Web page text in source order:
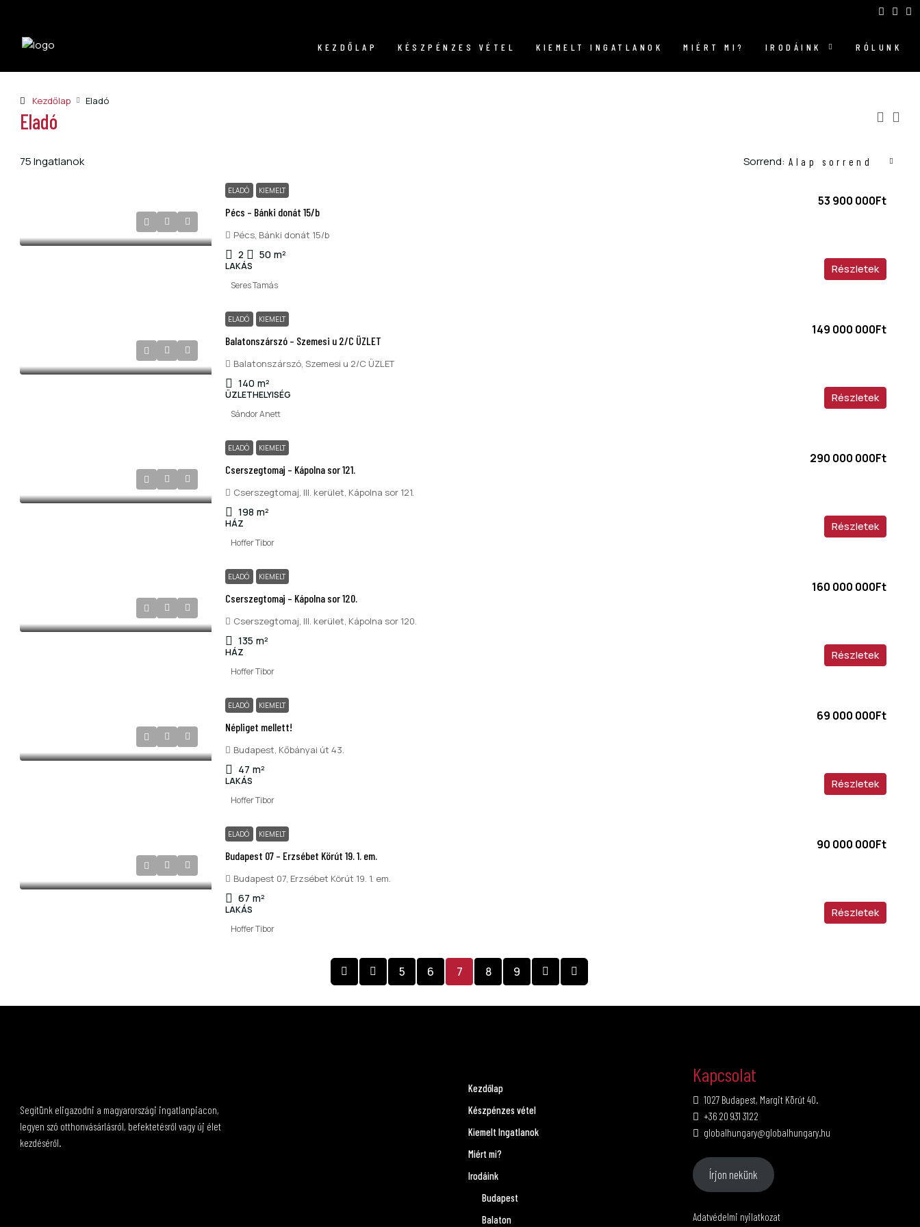
KEZDŐLAP KÉSZPÉNZES VÉTEL KIEMELT INGATLANOK MIÉRT MI? IRODÁINK RÓLUNK
Kezdőlap Eladó
Eladó
75 Ingatlanok Sorrend: Alap sorrend
ELADÓ KIEMELT
Pécs – Bánki donát 15/b
53 900 000Ft
Pécs, Bánki donát 15/b
2 50 m²
LAKÁS Részletek
Seres Tamás
ELADÓ KIEMELT
Balatonszárszó – Szemesi u 2/C ÜZLET
149 000 000Ft
Balatonszárszó, Szemesi u 2/C ÜZLET
140 m²
ÜZLETHELYISÉG Részletek
Sándor Anett
ELADÓ KIEMELT
Cserszegtomaj – Kápolna sor 121.
290 000 000Ft
Cserszegtomaj, III. kerület, Kápolna sor 121.
198 m²
HÁZ Részletek
Hoffer Tibor
ELADÓ KIEMELT
Cserszegtomaj – Kápolna sor 120.
160 000 000Ft
Cserszegtomaj, III. kerület, Kápolna sor 120.
135 m²
HÁZ Részletek
Hoffer Tibor
ELADÓ KIEMELT
Népliget mellett!
69 000 000Ft
Budapest, Kőbányai út 43.
47 m²
LAKÁS Részletek
Hoffer Tibor
ELADÓ KIEMELT
Budapest 07 – Erzsébet Körút 19. 1. em.
90 000 000Ft
Budapest 07, Erzsébet Körút 19. 1. em.
67 m²
LAKÁS Részletek
Hoffer Tibor
5 6 7 8 9
Segítünk eligazodni a magyarországi ingatlanpiacon,
legyen szó otthonvásárlásról, befektetésről vagy új élet
kezdéséről.
Kezdőlap
Készpénzes vétel
Kiemelt Ingatlanok
Miért mi?
Irodáink
Budapest
Balaton
Kapcsolat
1027 Budapest, Margit Körút 40.
+36 20 931 3122
globalhungary@globalhungary.hu
Írjon nekünk
Adatvédelmi nyilatkozat